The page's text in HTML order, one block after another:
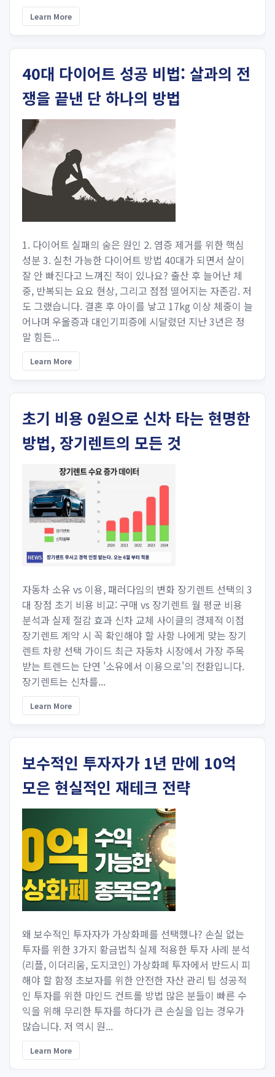
Learn More
40대 다이어트 성공 비법: 살과의 전
쟁을 끝낸 단 하나의 방법
1. 다이어트 실패의 숨은 원인 2. 염증 제거를 위한 핵심
성분 3. 실천 가능한 다이어트 방법 40대가 되면서 살이
잘 안 빠진다고 느껴진 적이 있나요? 출산 후 늘어난 체
중, 반복되는 요요 현상, 그리고 점점 떨어지는 자존감. 저
도 그랬습니다. 결혼 후 아이를 낳고 17kg 이상 체중이 늘
어나며 우울증과 대인기피증에 시달렸던 지난 3년은 정
말 힘든...
Learn More
초기 비용 0원으로 신차 타는 현명한
방법, 장기렌트의 모든 것
자동차 소유 vs 이용, 패러다임의 변화 장기렌트 선택의 3
대 장점 초기 비용 비교: 구매 vs 장기렌트 월 평균 비용
분석과 실제 절감 효과 신차 교체 사이클의 경제적 이점
장기렌트 계약 시 꼭 확인해야 할 사항 나에게 맞는 장기
렌트 차량 선택 가이드 최근 자동차 시장에서 가장 주목
받는 트렌드는 단연 '소유에서 이용으로'의 전환입니다.
장기렌트는 신차를...
Learn More
보수적인 투자자가 1년 만에 10억
모은 현실적인 재테크 전략
왜 보수적인 투자자가 가상화폐를 선택했나? 손실 없는
투자를 위한 3가지 황금법칙 실제 적용한 투자 사례 분석
(리플, 이더리움, 도지코인) 가상화폐 투자에서 반드시 피
해야 할 함정 초보자를 위한 안전한 자산 관리 팁 성공적
인 투자를 위한 마인드 컨트롤 방법 많은 분들이 빠른 수
익을 위해 무리한 투자를 하다가 큰 손실을 입는 경우가
많습니다. 저 역시 원...
Learn More